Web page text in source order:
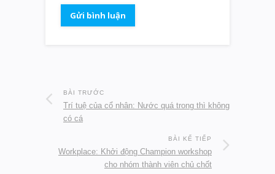
BÀI TRƯỚC
Trí tuệ của cổ nhân: Nước quá trong thì không
có cá
BÀI KẾ TIẾP
Workplace: Khởi động Champion workshop
cho nhóm thành viên chủ chốt